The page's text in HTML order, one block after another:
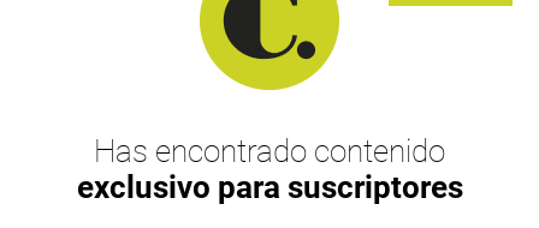
Has encontrado contenido
exclusivo para suscriptores